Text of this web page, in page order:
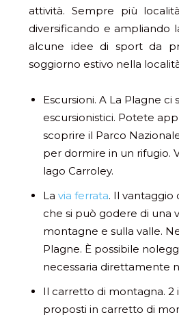
attività. Sempre più
diversificando e ampliando
alcune idee di sport da
soggiorno estivo nella
Escursioni. A La Plagne
escursionistici. Potete
scoprire il Parco
per dormire in un rifugio.
lago Carroley.
La via ferrata. Il vantaggio
che si può godere di una
montagne e sulla valle.
Plagne. È possibile
necessaria direttamente
Il carretto di montagna. 2
proposti in carretto di